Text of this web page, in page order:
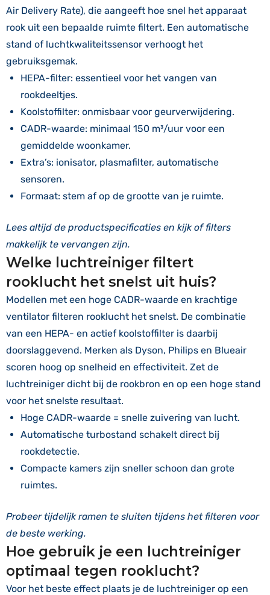
Air Delivery Rate), die aangeeft hoe snel het apparaat
rook uit een bepaalde ruimte filtert. Een automatische
stand of luchtkwaliteitssensor verhoogt het
gebruiksgemak.
HEPA-filter: essentieel voor het vangen van
rookdeeltjes.
Koolstoffilter: onmisbaar voor geurverwijdering.
CADR-waarde: minimaal 150 m³/uur voor een
gemiddelde woonkamer.
Extra’s: ionisator, plasmafilter, automatische
sensoren.
Formaat: stem af op de grootte van je ruimte.
Lees altijd de productspecificaties en kijk of filters
makkelijk te vervangen zijn.
Welke luchtreiniger filtert
rooklucht het snelst uit huis?
Modellen met een hoge CADR-waarde en krachtige
ventilator filteren rooklucht het snelst. De combinatie
van een HEPA- en actief koolstoffilter is daarbij
doorslaggevend. Merken als Dyson, Philips en Blueair
scoren hoog op snelheid en effectiviteit. Zet de
luchtreiniger dicht bij de rookbron en op een hoge stand
voor het snelste resultaat.
Hoge CADR-waarde = snelle zuivering van lucht.
Automatische turbostand schakelt direct bij
rookdetectie.
Compacte kamers zijn sneller schoon dan grote
ruimtes.
Probeer tijdelijk ramen te sluiten tijdens het filteren voor
de beste werking.
Hoe gebruik je een luchtreiniger
optimaal tegen rooklucht?
Voor het beste effect plaats je de luchtreiniger op een